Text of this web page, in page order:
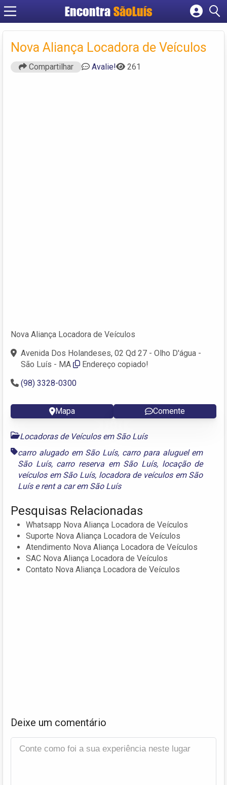
Encontra SãoLuís
Cadastrar empresa
Criar conta
Nova Aliança Locadora de Veículos
Compartilhar Avalie! 261
Nova Aliança Locadora de Veículos
Avenida Dos Holandeses, 02 Qd 27 - Olho D'água -
São Luís - MA
Endereço copiado!
(98) 3328-0300
Mapa Comente
Locadoras de Veículos em São Luís
carro alugado em São Luís, carro para aluguel em
São Luís, carro reserva em São Luís, locação de
veículos em São Luís, locadora de veículos em São
Luíserent a car em São Luís
Pesquisas Relacionadas
Whatsapp Nova Aliança Locadora de Veículos
Suporte Nova Aliança Locadora de Veículos
Atendimento Nova Aliança Locadora de Veículos
SAC Nova Aliança Locadora de Veículos
Contato Nova Aliança Locadora de Veículos
Deixe um comentário